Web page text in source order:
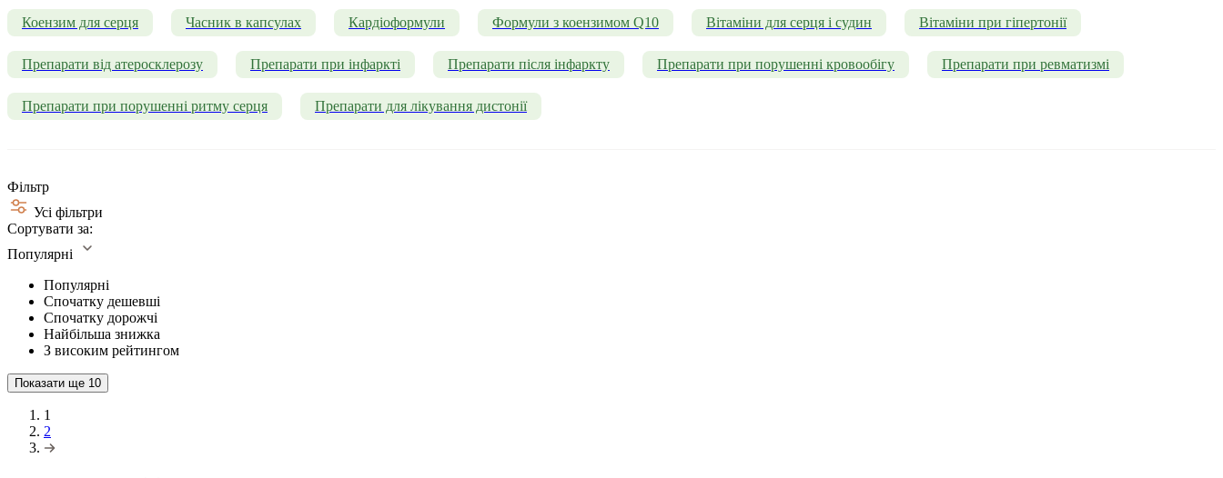
Коензим для серця Часник в капсулах Кардіоформули Формули з коензимом Q10 Вітаміни для серця і судин Вітаміни при гіпертонії
Препарати від атеросклерозу Препарати при інфаркті Препарати після інфаркту Препарати при порушенні кровообігу Препарати при ревматизмі
Препарати при порушенні ритму серця Препарати для лікування дистонії
Фільтр
Усі фільтри
Сортувати за:
Популярні
Популярні
Спочатку дешевші
Спочатку дорожчі
Найбільша знижка
З високим рейтингом
Показати ще 10
1
2